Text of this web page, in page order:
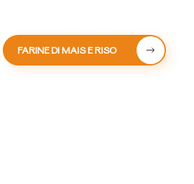
FARINE DI MAIS E RISO